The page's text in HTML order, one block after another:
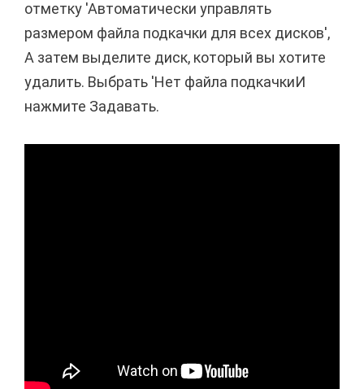
отметку 'Автоматически управлять
размером файла подкачки для всех дисков',
А затем выделите диск, который вы хотите
удалить. Выбрать 'Нет файла подкачкиИ
нажмите Задавать.